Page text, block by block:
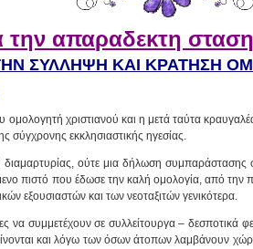
την απαραδεκτη
ΣΥΛΛΗΨΗ ΚΑΙ ΚΡΑΤΗΣΗ
ομολογητή χριστιανού και η μετά ταύτα
σύγχρονης εκκλησιαστικής ηγεσίας.
ούτε μια δήλωση συμπαράστασης
πιστό που έδωσε την καλή ομολογία, από την
εξουσιαστών και των νεοταξιτών γενικότερα.
να συμμετέχουν σε συλλείτουργα –
και λόγω των όσων άτοπων λαμβάνουν